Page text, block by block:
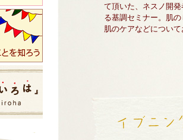
て頂いた、ネスノ開
る基調セミナー。肌
肌のケアなどについ